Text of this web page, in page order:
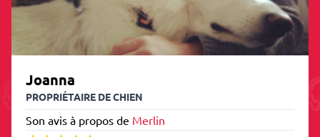
Joanna
PROPRIÉTAIRE DE CHIEN
Son avis à propos de Merlin